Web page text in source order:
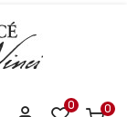
0 0